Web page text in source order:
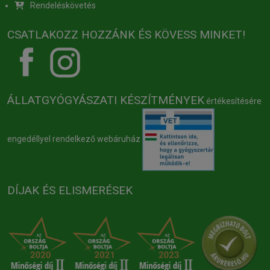
Rendeléskövetés
CSATLAKOZZ HOZZÁNK ÉS KÖVESS MINKET!
ÁLLATGYÓGYÁSZATI KÉSZÍTMÉNYEK értékesítésére
engedéllyel rendelkező webáruház
DÍJAK ÉS ELISMERÉSEK